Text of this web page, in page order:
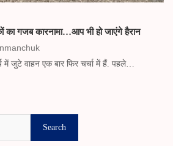
का गजब कारनामा…आप भी हो जाएंगे हैरान
में जुटे वाहन एक बार फिर चर्चा में हैं. पहले…
Search